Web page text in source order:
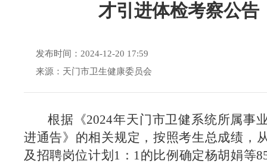
才引进体检考察公告
发布时间：2024-12-20 17:59
来源：天门市卫生健康委员会
根据《2024年天门市卫健系统所属事
进通告》的相关规定，按照考生总成绩，
及 招聘岗位计划 1：1的比例确定杨胡娟等